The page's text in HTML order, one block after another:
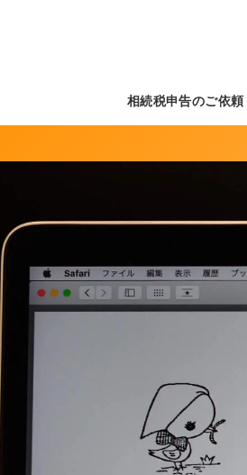
相続税申告のご依頼